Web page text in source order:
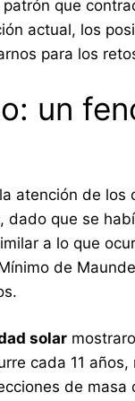
que
actual, los
para los
un
atención de los
dado que se
a lo que
de
solar
cada 11 años,
de masa